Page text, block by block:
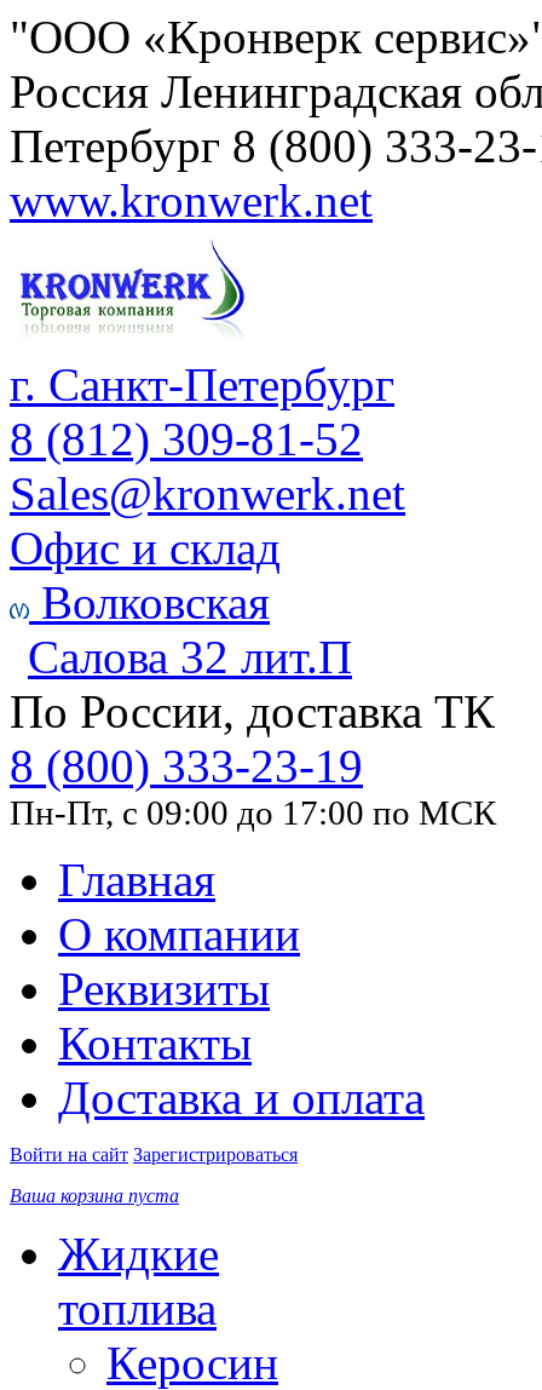
"ООО «Кронверк
Россия Ленинградская
Петербург 8 (800) 333-
www.kronwerk.net
г. Санкт-Петербург
8 (812) 309-81-52
Sales@kronwerk.net
Офис и склад
Волковская
Салова 32 лит.П
По России, доставка ТК
8 (800) 333-23-19
Пн-Пт, с 09:00 до 17:00 по МСК
Главная
О компании
Реквизиты
Контакты
Доставка и оплата
Войти на сайт Зарегистрироваться
Ваша корзина пуста
Жидкие
топлива
Керосин